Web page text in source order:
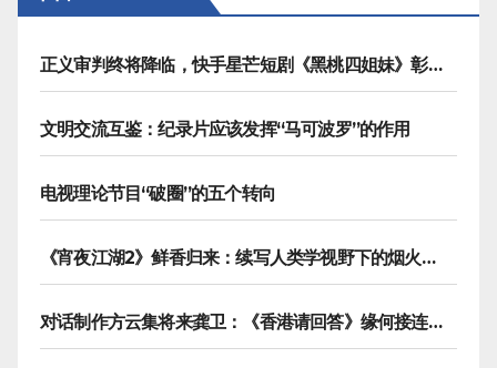
正义审判终将降临，快手星芒短剧《黑桃四姐妹》彰显治愈内核
文明交流互鉴：纪录片应该发挥“马可波罗”的作用
电视理论节目“破圈”的五个转向
《宵夜江湖2》鲜香归来：续写人类学视野下的烟火漫游记
对话制作方云集将来龚卫：《香港请回答》缘何接连获国际传播大奖